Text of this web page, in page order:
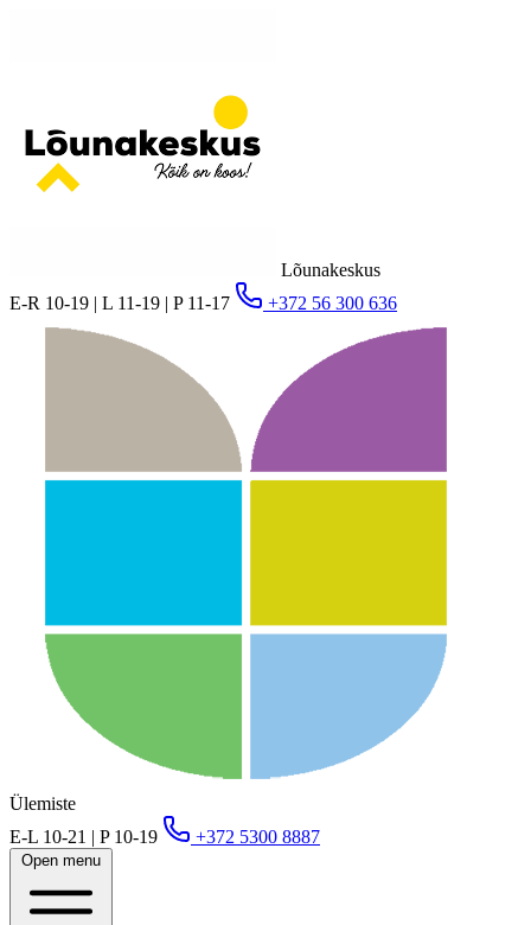
Lõunakeskus
E-R 10-19 | L 11-19 | P 11-17
+372 56 300 636
Ülemiste
E-L 10-21 | P 10-19
+372 5300 8887
Open menu